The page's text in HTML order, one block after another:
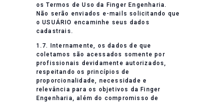
os Termos de Uso da Finger Engenharia.
Não serão enviados e-mails solicitando que
o USUÁRIO encaminhe seus dados
cadastrais.
1.7. Internamente, os dados de que
coletamos são acessados somente por
profissionais devidamente autorizados,
respeitando os princípios de
proporcionalidade, necessidade e
relevância para os objetivos da Finger
Engenharia, além do compromisso de